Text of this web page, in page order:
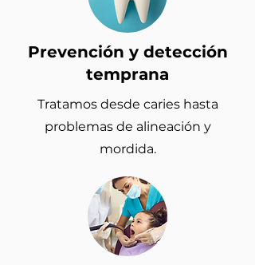
Prevención y detección
temprana
Tratamos desde caries hasta
problemas de alineación y
mordida.